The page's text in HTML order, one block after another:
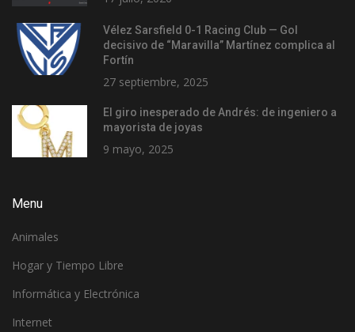
Vélez Sarsfield 0-1 Racing Club — Gol
decisivo de “Maravilla” Martínez complica al
Fortín
27 septiembre, 2025
El giro inesperado de Andrés: de ingeniero a
mayorista de joyas
9 mayo, 2025
Menu
Animales
Hogar y Tiempo Libre
Informática y Electrónica
Internet